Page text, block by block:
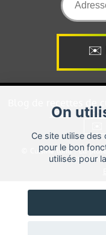
On
Ce site utilise des
pour le bon
utilisés pour
Land
⁄
© Cuisine.land : La